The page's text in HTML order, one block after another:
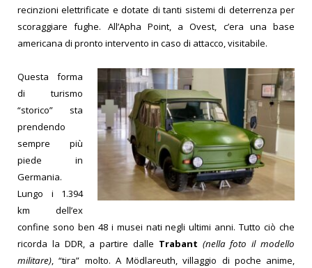
recinzioni elettrificate e dotate di tanti sistemi di deterrenza per
scoraggiare fughe. All’Apha Point, a Ovest, c’era una base
americana di pronto intervento in caso di attacco, visitabile.
Questa forma
di turismo
“storico” sta
prendendo
sempre più
piede in
Germania.
Lungo i 1.394
km dell’ex
confine sono ben 48 i musei nati negli ultimi anni. Tutto ciò che
ricorda la DDR, a partire dalle Trabant (nella foto il modello
militare), “tira” molto. A Mödlareuth, villaggio di poche anime,